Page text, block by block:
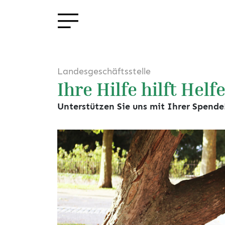
Landesgeschäftsstelle
Ihre Hilfe hilft
Unterstützen Sie uns mit Ihrer